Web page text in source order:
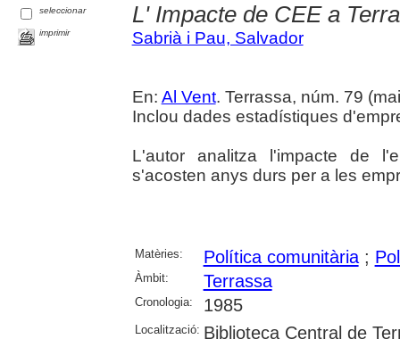
seleccionar
imprimir
L' Impacte de CEE a
Sabrià i Pau, Salvador
En: Al Vent. Terrassa, núm. 79
Inclou dades estadístiques
L'autor analitza l'impacte de
s'acosten anys durs per a les
Matèries: Política comunitària;
Àmbit: Terrassa
Cronologia: 1985
Localització: Biblioteca Central de